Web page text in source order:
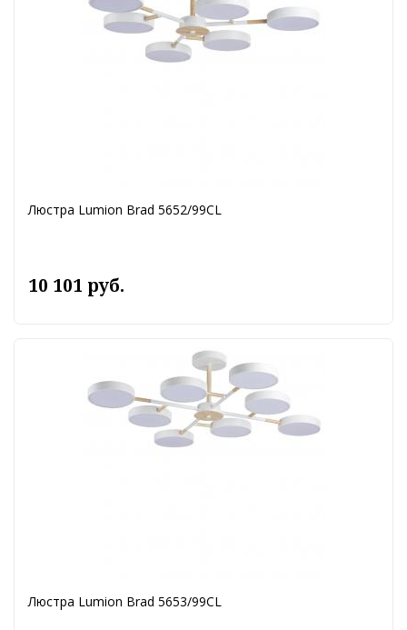
Люстра Lumion Brad 5652/99CL
10 101 руб.
Люстра Lumion Brad 5653/99CL